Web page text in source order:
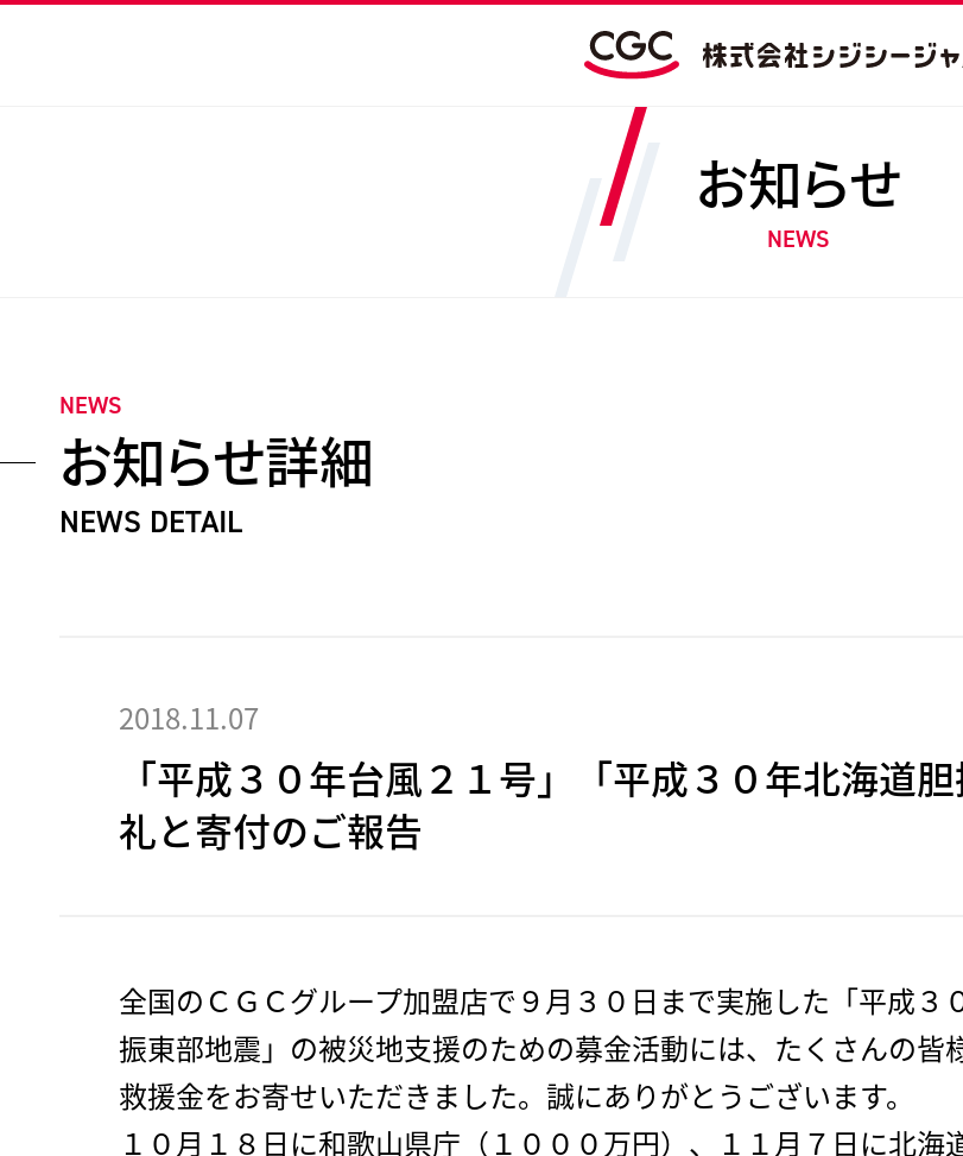
お知らせ
NEWS
NEWS
お知らせ詳細
NEWS DETAIL
2018.11.07
「平成３０年台風２１号」「平成３０年北海道
礼と寄付のご報告
全国のＣＧＣグループ加盟店で９月３０日まで実施した「平成
振東部地震」の被災地支援のための募金活動には、たくさんの
救援金をお寄せいただきました。誠にありがとうございます。
１０月１８日に和歌山県庁（１０００万円）、１１月７日に北